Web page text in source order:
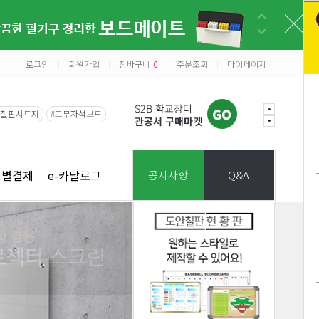
로그인 회원가입 장바구니 0 주문조회 마이페이지
판시트지 #고무자석보드
결제 e-카달로그 공지사항 Q&A